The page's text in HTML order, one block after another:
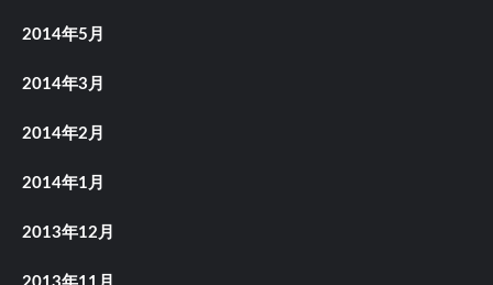
2014年5月
2014年3月
2014年2月
2014年1月
2013年12月